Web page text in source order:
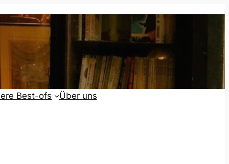
Best-ofs Über uns